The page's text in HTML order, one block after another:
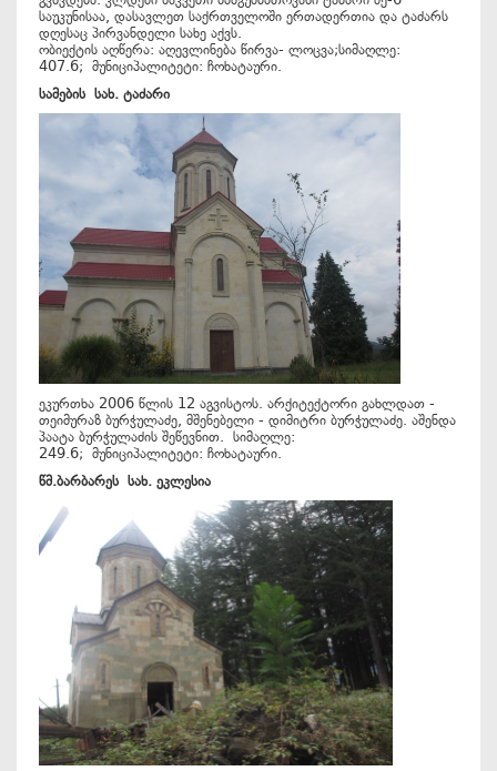
საუკუნისაა, დასავლეთ საქრთველოში ერთადერთია და ტაძარს
დღესაც პირვანდელი სახე აქვს.
ობიექტის აღწერა: აღევლინება წირვა- ლოცვა;სიმაღლე:
407.6; მუნიციპალიტეტი: ჩოხატაური.
სამების სახ. ტაძარი
ეკურთხა 2006 წლის 12 აგვისტოს. არქიტექტორი გახლდათ -
თეიმურაზ ბურჭულაძე, მშენებელი - დიმიტრი ბურჭულაძე. აშენდა
პაატა ბურჭულაძის შეწევნით. სიმაღლე:
249.6; მუნიციპალიტეტი: ჩოხატაური.
წმ.ბარბარეს სახ. ეკლესია